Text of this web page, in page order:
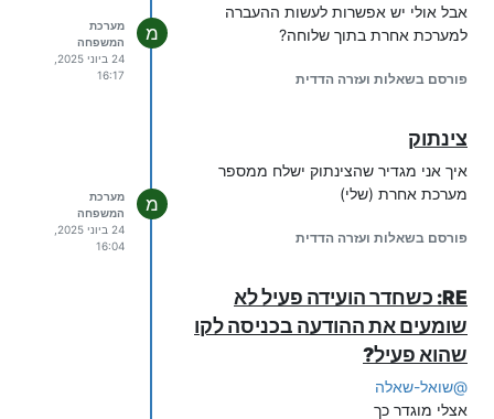
אבל אולי יש אפשרות לעשות ההעברה
למערכת אחרת בתוך שלוחה?
פורסם בשאלות ועזרה הדדית
מ
מערכת
המשפחה
16:17
צינתוק
איך אני מגדיר שהצינתוק ישלח ממספר
מערכת אחרת (שלי)
פורסם בשאלות ועזרה הדדית
מ
מערכת
המשפחה
16:04
RE: כשחדר הועידה פעיל לא
שומעים את ההודעה בכניסה לקו
שהוא פעיל?
@שואל-שאלה
אצלי מוגדר כך